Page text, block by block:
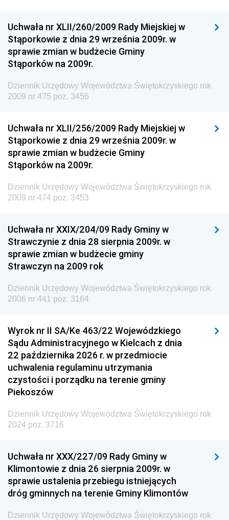
Dziennik Urzędowy Ministra Spraw Zagranicznych
Dziennik Urzędowy Centralnego Biura
Antykorupcyjnego
Wewnętrznego
Dziennik Urzędowy Urzędu Patentowego
Dziennik Urzędowy Generalnej Dyrekcji Dróg
Krajowych i Autostrad
Dziennik Urzędowy Ministra Środowiska
Dziennik Urzędowy Ministra Edukacji
Dziennik Urzędowy Ministra Przemysłu
Dziennik Urzędowy Ministra Finansów i Gospodarki
Dziennik Urzędowy Ministra do Spraw Unii
Dziennik Urzędowy Agencji Wywiadu
Uchwała nr XLII/260/2009 Rady Miejskiej w
Stąporkowie z dnia 29 września 2009r. w
sprawie zmian w budżecie Gminy
Stąporków na 2009r.
Dziennik Urzędowy Województwa Świętokrzyskiego rok
2009 nr 475 poz. 3456
Uchwała nr XLII/256/2009 Rady Miejskiej w
Stąporkowie z dnia 29 września 2009r. w
sprawie zmian w budżecie Gminy
Stąporków na 2009r.
Dziennik Urzędowy Województwa Świętokrzyskiego rok
2009 nr 474 poz. 3453
Uchwała nr XXIX/204/09 Rady Gminy w
Strawczynie z dnia 28 sierpnia 2009r. w
sprawie zmian w budżecie gminy
Strawczyn na 2009 rok
Dziennik Urzędowy Województwa Świętokrzyskiego rok
2006 nr 441 poz. 3164
Wyrok nr II SA/Ke 463/22 Wojewódzkiego
Sądu Administracyjnego w Kielcach z dnia
22 października 2026 r. w przedmiocie
uchwalenia regulaminu utrzymania
czystości i porządku na terenie gminy
Piekoszów
Dziennik Urzędowy Województwa Świętokrzyskiego rok
2024 poz. 3716
Uchwała nr XXX/227/09 Rady Gminy w
Klimontowie z dnia 26 sierpnia 2009r. w
sprawie ustalenia przebiegu istniejących
dróg gminnych na terenie Gminy Klimontów
Dziennik Urzędowy Województwa Świętokrzyskiego rok